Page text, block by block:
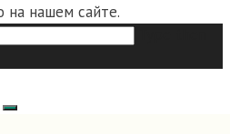
на нашем сайте.